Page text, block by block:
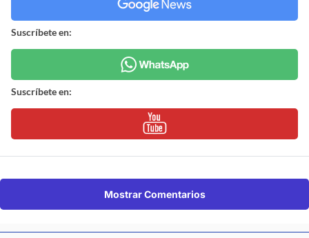
Suscríbete en:
Suscríbete en:
Mostrar Comentarios